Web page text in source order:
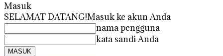
Masuk
SELAMAT DATANG!Masuk ke akun Anda
nama pengguna
kata sandi Anda